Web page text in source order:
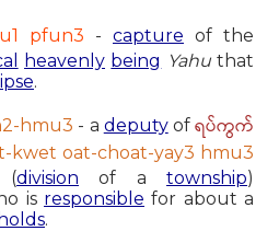
pfun3 - capture of the
heavenly being Yahuthat
.
hmu3 - a deputyofရပ်ကွက်
kwet oat-choat-yay3 hmu3
(division of atownship)
is responsible for about a
.